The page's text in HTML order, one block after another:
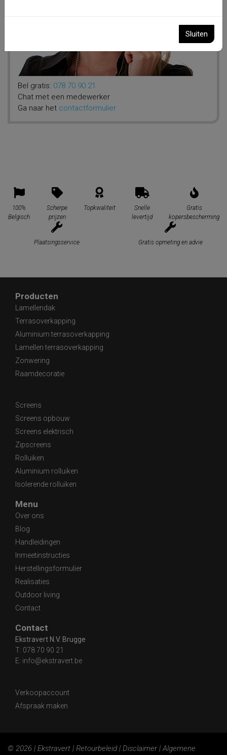
Bel gratis: 078 70 90 21
Chat met een medewerker
Ga naar het contactformulier
100%
Belgisch
Scherpe
prijzen
Topkwaliteit
Snelle
levertijd
Gratis
kopersbescherming
Plaatsingsservice Gratis opmeting en advie
Producten
Lamellendak
Terrasoverkapping
Aluminium terrasoverkapping
Lamellen terrasoverkapping
Zonwering
Raamdecoratie
Screens
Screens opbouw
Screens elektrisch
Zipscreens
Rolluiken
Aluminium rolluiken
Isolerende rolluiken
Menu
Over ons
Blog
Handleidingen
Inmeetinstructies
Herstellingsformulier
Realisaties
Outdoor living
Contact
Contact
Ekstravert N.V. Brugge
T: 078 70 90 21
E: info@ekstravert.be
Verkoopaccount
Afspraak maken
© 2026 | Ekstravert | Retourbeleid | Disclaimer|Algemene
Sluiten